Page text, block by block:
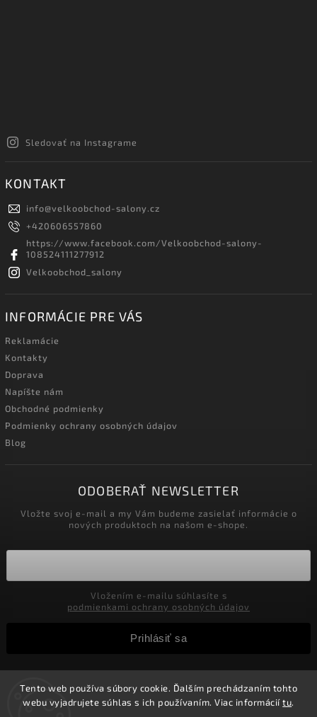
Tento web používa súbory cookie. Ďalším prechádzaním tohto
webu vyjadrujete súhlas s ich používaním. Viac informáciítu.
Sledovať na Instagrame
KONTAKT
info@velkoobchod-salony.cz
+420606557860
https://www.facebook.com/Velkoobchod-salony-
108524111277912
Velkoobchod_salony
INFORMÁCIE PRE VÁS
Reklamácie
Kontakty
Doprava
Napíšte nám
Obchodné podmienky
Podmienky ochrany osobných údajov
Blog
ODOBERAŤ NEWSLETTER
Vložte svoj e-mail a my Vám budeme zasielať informácie o
nových produktoch na našom e-shope.
podmienkami ochrany osobných údajov
Prihlásiť sa
Copyright 2026 Velkoobchod-salony.sk. Všetky práva
vyhradené.